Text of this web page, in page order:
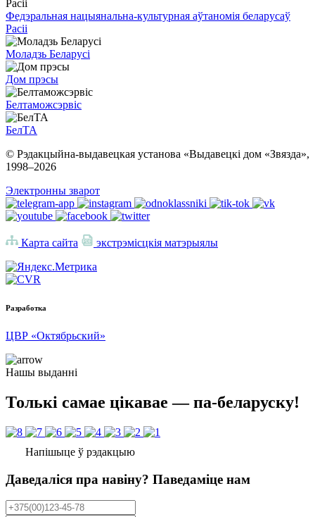
Федэральная нацыянальна-культурная аўтаномія беларусаў
Расіі
Моладзь Беларусі
Дом прэсы
Белтаможсэрвіс
БелТА
© Рэдакцыйна-выдавецкая установа «Выдавецкі дом «Звязда»,
1998–2026
Электронны зварот
Карта сайта экстрэмісцкія матэрыялы
Разработка
ЦВР «Октябрьский»
Нашы выданні
Толькі самае цікавае — па-беларуску!
Напішыце ў рэдакцыю
Даведаліся пра навіну? Паведаміце нам